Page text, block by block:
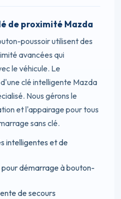
de proximité Mazda
poussoir utilisent des
avancées qui
le véhicule. Le
clé intelligente Mazda
Nous gérons le
et l'appairage pour tous
sans clé.
intelligentes et de
démarrage à bouton-
de secours